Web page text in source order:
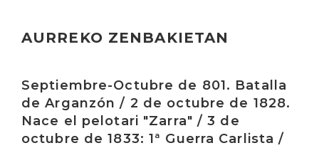
AURREKO ZENBAKIETAN
Septiembre-Octubre de 801. Batalla
de Arganzón / 2 de octubre de 1828.
Nace el pelotari "Zarra" / 3 de
octubre de 1833: 1ª Guerra Carlista /